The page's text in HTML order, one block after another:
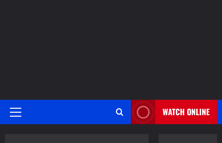
Primary
WATCH ONLINE